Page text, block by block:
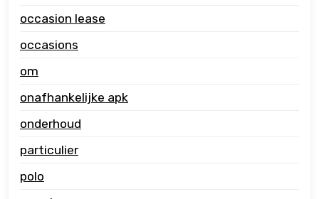
occasion lease
occasions
om
onafhankelijke apk
onderhoud
particulier
polo